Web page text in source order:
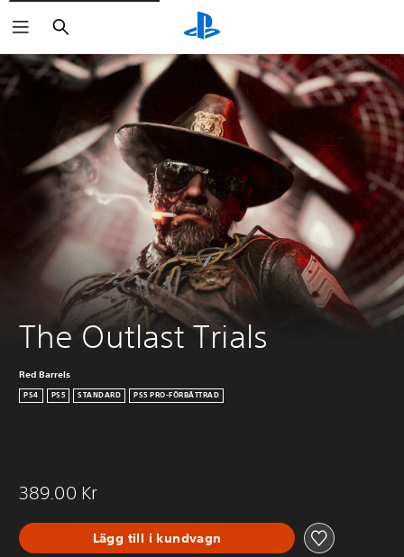
Sök
The Outlast Trials
Red Barrels
PS4 PS5 STANDARD PS5 PRO-FÖRBÄTTRAD
389.00 Kr
Lägg till i kundvagn